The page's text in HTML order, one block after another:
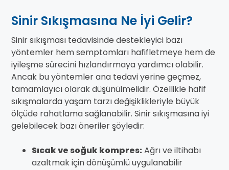
Sinir Sıkışmasına Ne İyi Gelir?
Sinir sıkışması tedavisinde destekleyici bazı
yöntemler hem semptomları hafifletmeye hem de
iyileşme sürecini hızlandırmaya yardımcı olabilir.
Ancak bu yöntemler ana tedavi yerine geçmez,
tamamlayıcı olarak düşünülmelidir. Özellikle hafif
sıkışmalarda yaşam tarzı değişiklikleriyle büyük
ölçüde rahatlama sağlanabilir. Sinir sıkışmasına iyi
gelebilecek bazı öneriler şöyledir:
Sıcak ve soğuk kompres:Ağrı ve iltihabı
azaltmak için dönüşümlü uygulanabilir